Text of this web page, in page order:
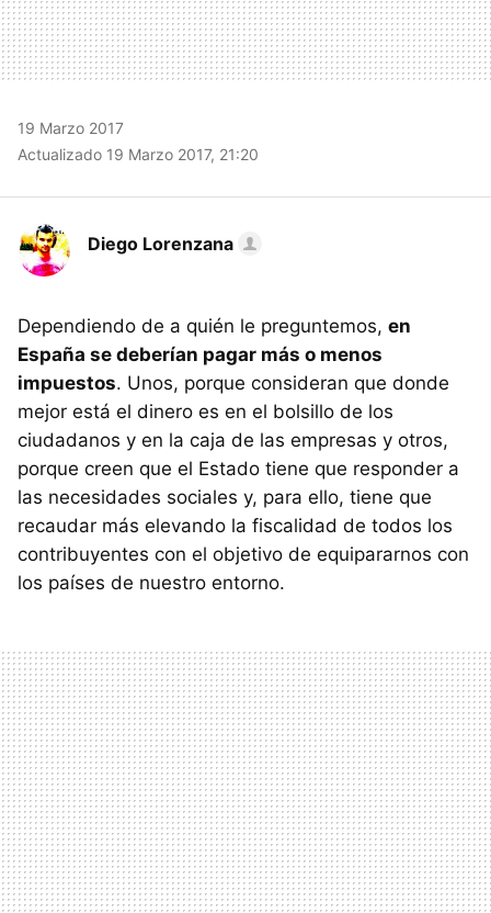
19 Marzo 2017
Actualizado 19 Marzo 2017, 21:20
Diego Lorenzana
Dependiendo de a quién le preguntemos, en
España se deberían pagar más o menos
impuestos. Unos, porque consideran que donde
mejor está el dinero es en el bolsillo de los
ciudadanos y en la caja de las empresas y otros,
porque creen que el Estado tiene que responder a
las necesidades sociales y, para ello, tiene que
recaudar más elevando la fiscalidad de todos los
contribuyentes con el objetivo de equipararnos con
los países de nuestro entorno.